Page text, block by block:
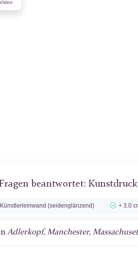
Video
beantwortet:
Künstlerleinwand (seidenglänzend) + 3.0
Adlerkopf, Manchester,